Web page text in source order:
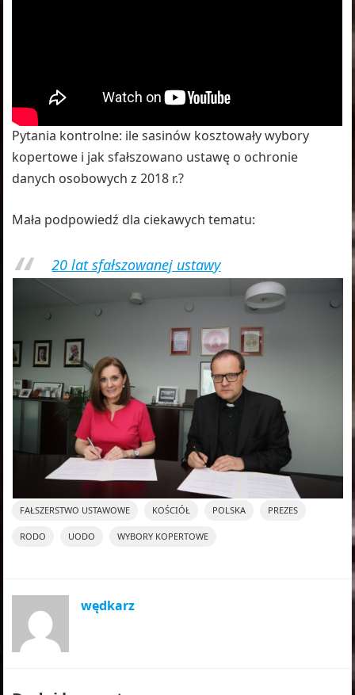
Pytania kontrolne: ile sasinów kosztowały wybory
kopertowe i jak sfałszowano ustawę o ochronie
danych osobowych z 2018 r.?
Mała podpowiedź dla ciekawych tematu:
20 lat sfałszowanej ustawy
FAŁSZERSTWO USTAWOWE KOŚCIÓŁ POLSKA PREZES
RODO UODO WYBORY KOPERTOWE
wędkarz